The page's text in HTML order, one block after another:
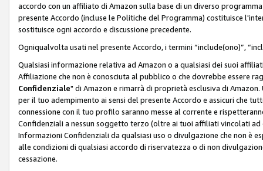
accordo con un affiliato di Amazon sulla base di un diverso
presente Accordo (incluse le Politiche del Programma) costituisce
sostituisce ogni accordo e discussione precedente.
Ogniqualvolta usati nel presente Accordo, i termini “include(ono)”,
Qualsiasi informazione relativa ad Amazon o a qualsiasi dei suoi
Affiliazione che non è conosciuta al pubblico o che dovrebbe essere
Confidenziale" di Amazon e rimarrà di proprietà esclusiva di
per il tuo adempimento ai sensi del presente Accordo e assicuri che
connessione con il tuo profilo saranno messe al corrente e
Confidenziali a nessun soggetto terzo (oltre ai tuoi affiliati vincolati
Informazioni Confidenziali da qualsiasi uso o divulgazione che non è
alle condizioni di qualsiasi accordo di riservatezza o di non
cessazione.